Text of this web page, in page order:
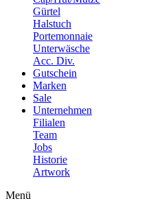
Gürtel
Halstuch
Portemonnaie
Unterwäsche
Acc. Div.
Gutschein
Marken
Sale
Unternehmen
Filialen
Team
Jobs
Historie
Artwork
Menü